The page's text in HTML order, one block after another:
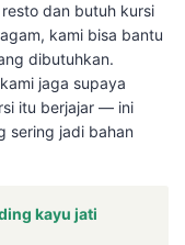
dan butuh kursi
kami bisa bantu
dibutuhkan.
jaga supaya
itu berjajar — ini
sering jadi bahan
kayu jati